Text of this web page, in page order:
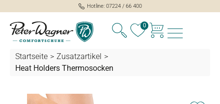
springen
Hotline: 07224 / 66 400
0
Startseite > Zusatzartikel >
Heat Holders Thermosocken
Bildergalerie überspringen